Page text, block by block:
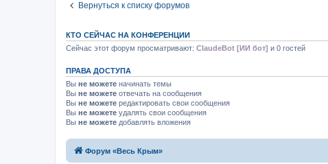
Вернуться к списку форумов
КТО СЕЙЧАС НА КОНФЕРЕНЦИИ
Сейчас этот форум просматривают: ClaudeBot [ИИ бот] и 0 гостей
ПРАВА ДОСТУПА
Вы не можете начинать темы
Вы не можете отвечать на сообщения
Вы не можете редактировать свои сообщения
Вы не можете удалять свои сообщения
Вы не можете добавлять вложения
Форум «Весь Крым»